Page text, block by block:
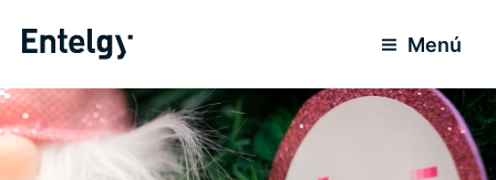
Menú